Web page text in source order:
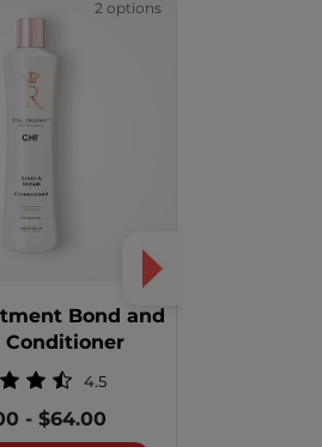
2 options
Bond and
Conditioner
4.5
-$64.00